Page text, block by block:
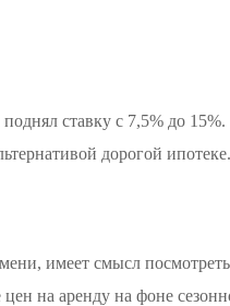
ставку с 7,5% до
дорогой
имеет смысл
на аренду на фоне